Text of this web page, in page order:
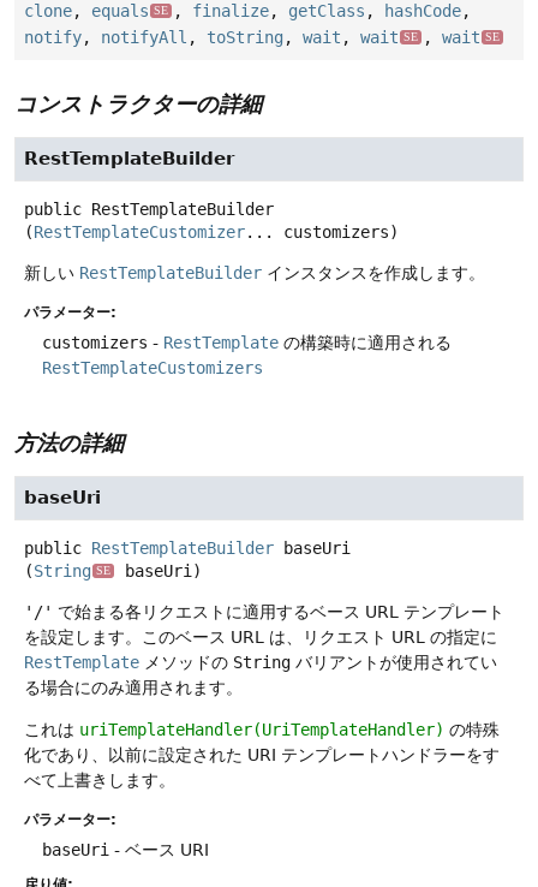
clone, equals SE , finalize, getClass , hashCode,
notify, notifyAll , toString , wait , wait SE , wait SE
コンストラクターの詳細
RestTemplateBuilder
public RestTemplateBuilder
(RestTemplateCustomizer... customizers)
新しい RestTemplateBuilder インスタンスを作成します。
パラメーター:
customizers - RestTemplate の構築時に適用される
RestTemplateCustomizers
方法の詳細
baseUri
public RestTemplateBuilder baseUri
(String SE baseUri)
'/' で始まる各リクエストに適用するベース URL テンプレート
を設定します。このベース URL は、リクエスト URL の指定に
RestTemplate メソッドの String バリアントが使用されてい
る場合にのみ適用されます。
これは uriTemplateHandler(UriTemplateHandler) の特殊
化であり、以前に設定された URI テンプレートハンドラーをす
べて上書きします。
パラメーター:
baseUri - ベース URI